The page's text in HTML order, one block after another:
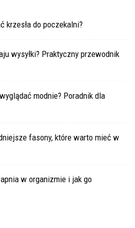
krzesła do poczekalni?
wysyłki? Praktyczny przewodnik
modnie? Poradnik dla
fasony, które warto mieć w
w organizmie i jak go